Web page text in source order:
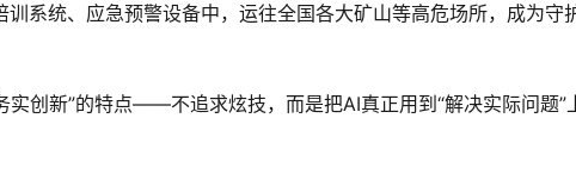
系统、应急预警设备中，运往全国各大矿山等高危场所，成为守
实创新”的特点——不追求炫技，而是把AI真正用到“解决实际问题”